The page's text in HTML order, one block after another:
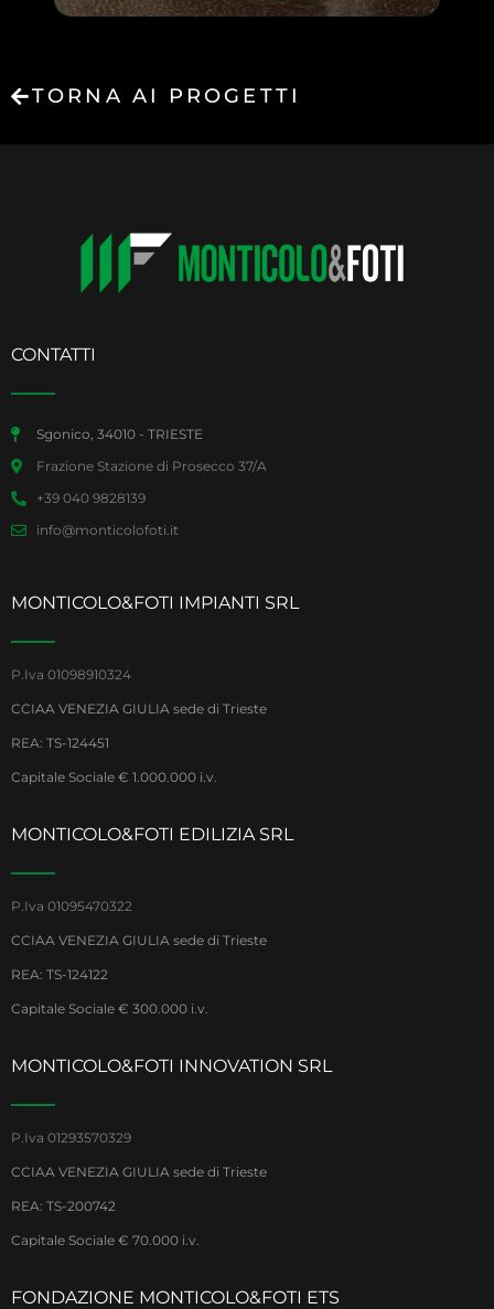
TORNA AI PROGETTI
CONTATTI
Sgonico, 34010 - TRIESTE
Frazione Stazione di Prosecco 37/A
+39 040 9828139
info@monticolofoti.it
MONTICOLO&FOTI IMPIANTI SRL
P.Iva 01098910324
CCIAA VENEZIA GIULIA sede di Trieste
REA: TS-124451
Capitale Sociale € 1.000.000 i.v.
MONTICOLO&FOTI EDILIZIA SRL
P.Iva 01095470322
CCIAA VENEZIA GIULIA sede di Trieste
REA: TS-124122
Capitale Sociale € 300.000 i.v.
MONTICOLO&FOTI INNOVATION SRL
P.Iva 01293570329
CCIAA VENEZIA GIULIA sede di Trieste
REA: TS-200742
Capitale Sociale € 70.000 i.v.
FONDAZIONE MONTICOLO&FOTI ETS